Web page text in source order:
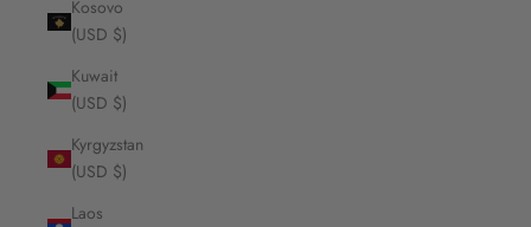
Kosovo
(USD $)
Kuwait
(USD $)
Kyrgyzstan
(USD $)
Laos